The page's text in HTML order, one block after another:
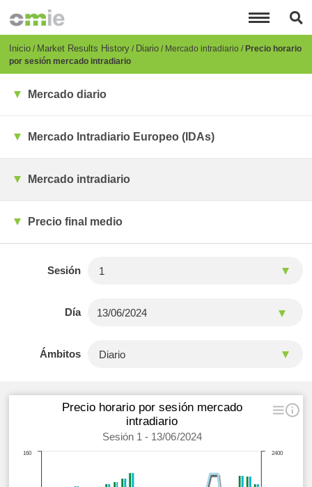
principal
Breadcrumb
Inicio Market Results History Diario Mercado intradiario Precio horario
por sesión mercado intradiario
Mercado diario
Mercado Intradiario Europeo (IDAs)
Mercado intradiario
Precio final medio
Sesión
Día
Ámbitos
Precio horario por sesión mercado
intradiario
Sesión 1 - 13/06/2024
2400
160